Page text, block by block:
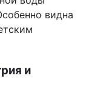
видна
и